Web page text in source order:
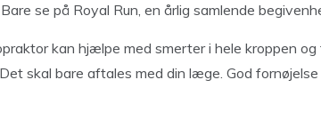
se på Royal Run, en årlig samlende
kan hjælpe med smerter i hele kroppen
skal bare aftales med din læge. God